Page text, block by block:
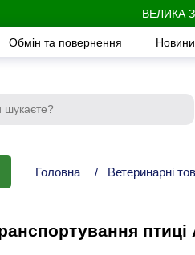
ВЕЛИКА
Обмін та повернення Новини
Головна / Ветеринарні